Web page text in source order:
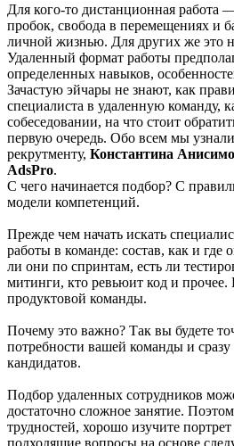
Для кого-то дистанционная работа
пробок, свобода в перемещениях и
личной жизнью. Для других же это
Удаленный формат работы
определенных навыков,
Зачастую эйчары не знают, как
специалиста в удаленную команду,
собеседовании, на что стоит
первую очередь. Обо всем мы
рекрутменту, Константина
AdsPro.
С чего начинается подбор? С
модели компетенций.
Прежде чем начать искать
работы в команде: состав, как и где
ли они по спринтам, есть ли
митинги, кто ревьюит код и
продуктовой команды.
Почему это важно? Так вы будете
потребности вашей команды и
кандидатов.
Подбор удаленных сотрудников
достаточно сложное занятие.
трудностей, хорошо изучите портрет
подходящие вопросы на основе